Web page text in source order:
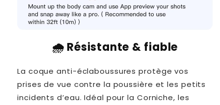
🌧️ Résistante & fiable
La coque anti-éclaboussures protège vos
prises de vue contre la poussière et les petits
incidents d’eau. Idéal pour la Corniche, les